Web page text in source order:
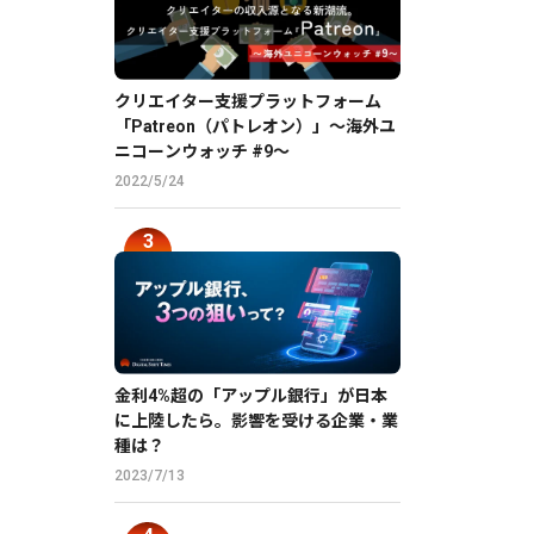
クリエイター支援プラットフォーム
「Patreon（パトレオン）」〜海外ユ
ニコーンウォッチ #9〜
2022/5/24
金利4%超の「アップル銀行」が日本
に上陸したら。影響を受ける企業・業
種は？
2023/7/13